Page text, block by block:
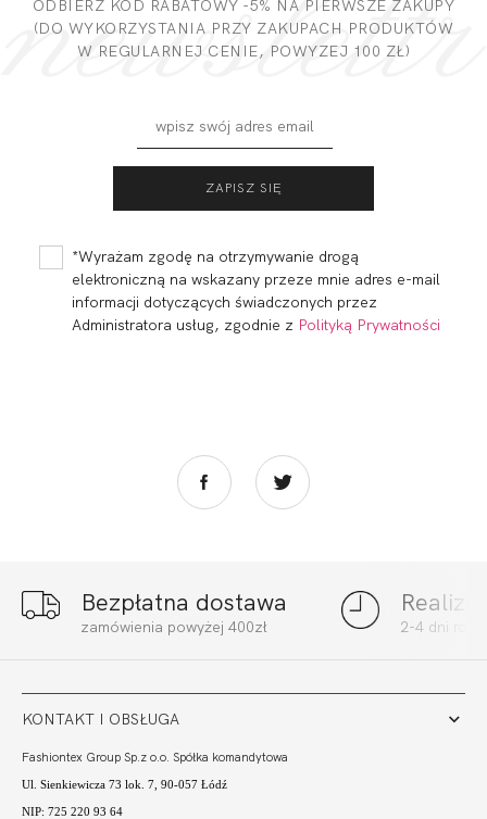
150,99 45,30 zł
FUKSJA
148,99
CALIFORNIA BODY
CALIFORNIA
ODBIERZ KOD RABATOWY -5% NA PIERWSZE ZAKUPY
(DO WYKORZYSTANIA PRZY ZAKUPACH PRODUKTÓW
W REGULARNEJ CENIE, POWYZEJ 100 ZŁ)
*Wyrażam zgodę na otrzymywanie drogą
elektroniczną na wskazany przeze mnie adres e-mail
informacji dotyczących świadczonych przez
Administratora usług, zgodnie z Polityką Prywatności
Bezpłatna dostawa
zamówienia powyżej 400zł 2-4 dni
KONTAKT I OBSŁUGA
Fashiontex Group Sp.z o.o. Spółka komandytowa
Ul. Sienkiewicza 73 lok. 7, 90-057 Łódź
NIP: 725 220 93 64